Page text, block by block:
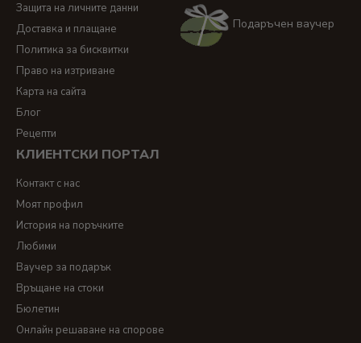
Защита на личните данни
Доставка и плащане
Политика за бисквитки
Право на изтриване
Карта на сайта
Блог
Рецепти
КЛИЕНТСКИ ПОРТАЛ
Контакт с нас
Моят профил
История на поръчките
Любими
Ваучер за подарък
Връщане на стоки
Бюлетин
Онлайн решаване на спорове
Подаръчен ваучер